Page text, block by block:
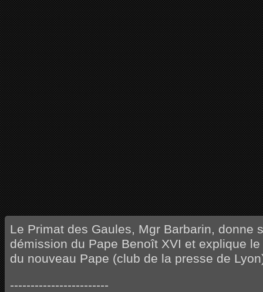
Le Primat des Gaules, Mgr Barbarin, donne
démission du Pape Benoît XVI et explique
du nouveau Pape (club de la presse de
------------------------